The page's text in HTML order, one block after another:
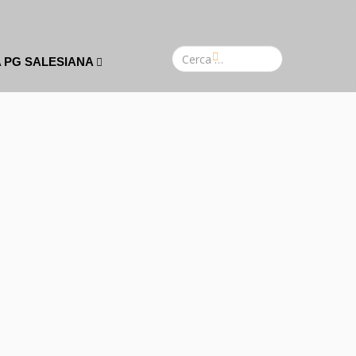
PG SALESIANA